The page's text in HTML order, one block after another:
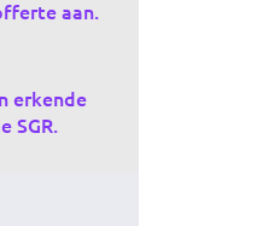
aan.
erkende
SGR.